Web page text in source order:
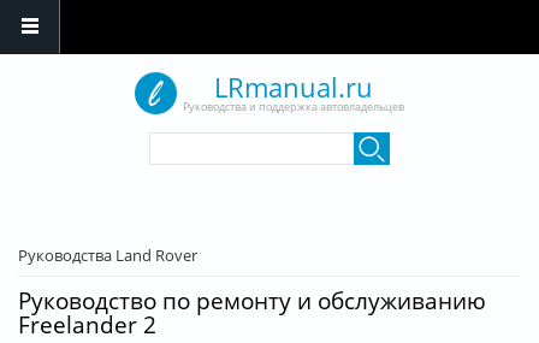
LRmanual.ru
Руководства и поддержка автовладельцев
Вы здесь
Руководства Land Rover
Руководство по ремонту и обслуживанию
Freelander 2